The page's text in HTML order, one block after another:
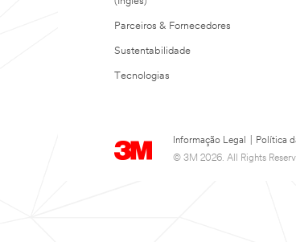
Parceiros & Fornecedores
Sustentabilidade
Tecnologias
Informação Legal Política
© 3M 2026. All Rights